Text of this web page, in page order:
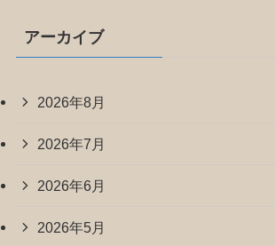
アーカイブ
2026年8月
2026年7月
2026年6月
2026年5月